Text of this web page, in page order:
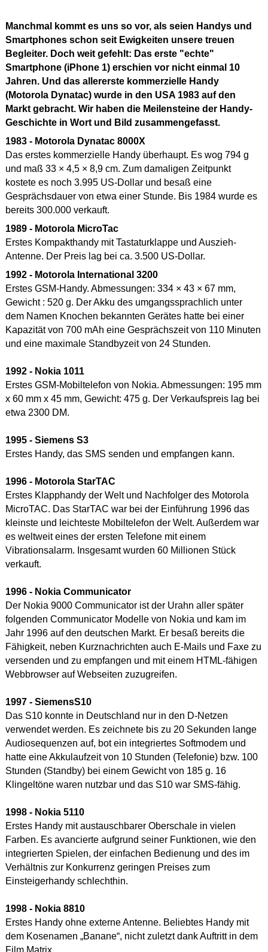
Manchmal kommt es uns so vor, als seien Handys und
Smartphones schon seit Ewigkeiten unsere treuen
Begleiter. Doch weit gefehlt: Das erste "echte"
Smartphone (iPhone 1) erschien vor nicht einmal 10
Jahren. Und das allererste kommerzielle Handy
(Motorola Dynatac) wurde in den USA 1983 auf den
Markt gebracht. Wir haben die Meilensteine der Handy-
Geschichte in Wort und Bild zusammengefasst.
1983 - Motorola Dynatac 8000X
Das erstes kommerzielle Handy überhaupt. Es wog 794 g
und maß 33 × 4,5 × 8,9 cm. Zum damaligen Zeitpunkt
kostete es noch 3.995 US-Dollar und besaß eine
Gesprächsdauer von etwa einer Stunde. Bis 1984 wurde es
bereits 300.000 verkauft.
1989 - Motorola MicroTac
Erstes Kompakthandy mit Tastaturklappe und Auszieh-
Antenne. Der Preis lag bei ca. 3.500 US-Dollar.
1992 - Motorola International 3200
Erstes GSM-Handy. Abmessungen: 334 × 43 × 67 mm,
Gewicht : 520 g. Der Akku des umgangssprachlich unter
dem Namen Knochen bekannten Gerätes hatte bei einer
Kapazität von 700 mAh eine Gesprächszeit von 110 Minuten
und eine maximale Standbyzeit von 24 Stunden.
1992 - Nokia 1011
Erstes GSM-Mobiltelefon von Nokia. Abmessungen: 195 mm
x 60 mm x 45 mm, Gewicht: 475 g. Der Verkaufspreis lag bei
etwa 2300 DM.
1995 - Siemens S3
Erstes Handy, das SMS senden und empfangen kann.
1996 - Motorola StarTAC
Erstes Klapphandy der Welt und Nachfolger des Motorola
MicroTAC. Das StarTAC war bei der Einführung 1996 das
kleinste und leichteste Mobiltelefon der Welt. Außerdem war
es weltweit eines der ersten Telefone mit einem
Vibrationsalarm. Insgesamt wurden 60 Millionen Stück
verkauft.
1996 - Nokia Communicator
Der Nokia 9000 Communicator ist der Urahn aller später
folgenden Communicator Modelle von Nokia und kam im
Jahr 1996 auf den deutschen Markt. Er besaß bereits die
Fähigkeit, neben Kurznachrichten auch E-Mails und Faxe zu
versenden und zu empfangen und mit einem HTML-fähigen
Webbrowser auf Webseiten zuzugreifen.
1997 - SiemensS10
Das S10 konnte in Deutschland nur in den D-Netzen
verwendet werden. Es zeichnete bis zu 20 Sekunden lange
Audiosequenzen auf, bot ein integriertes Softmodem und
hatte eine Akkulaufzeit von 10 Stunden (Telefonie) bzw. 100
Stunden (Standby) bei einem Gewicht von 185 g. 16
Klingeltöne waren nutzbar und das S10 war SMS-fähig.
1998 - Nokia 5110
Erstes Handy mit austauschbarer Oberschale in vielen
Farben. Es avancierte aufgrund seiner Funktionen, wie den
integrierten Spielen, der einfachen Bedienung und des im
Verhältnis zur Konkurrenz geringen Preises zum
Einsteigerhandy schlechthin.
1998 - Nokia 8810
Erstes Handy ohne externe Antenne. Beliebtes Handy mit
dem Kosenamen „Banane“, nicht zuletzt dank Auftritt in dem
Film Matrix.